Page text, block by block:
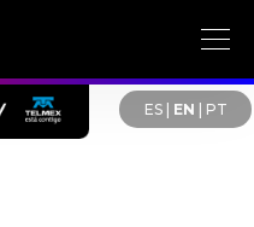
ES| EN PT